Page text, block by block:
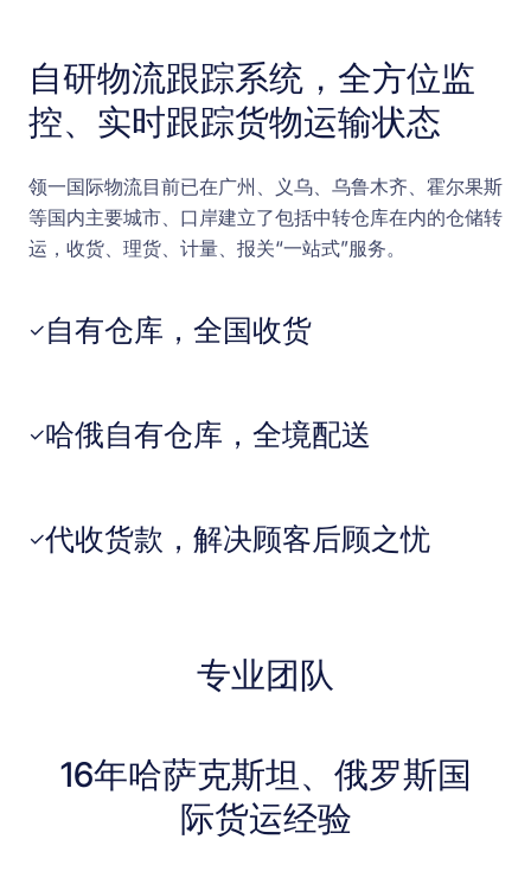
自研物流跟踪系统，全方位监
控、实时跟踪货物运输状态
领一国际物流目前已在广州、义乌、乌鲁木齐、霍尔果斯
等国内主要城市、口岸建立了包括中转仓库在内的仓储转
运，收货、理货、计量、报关“一站式”服务。
✓ 自有仓库，全国收货
✓哈俄自有仓库，全境配送
✓代收货款，解决顾客后顾之忧
专业团队
16年哈萨克斯坦、俄罗斯国
际货运经验